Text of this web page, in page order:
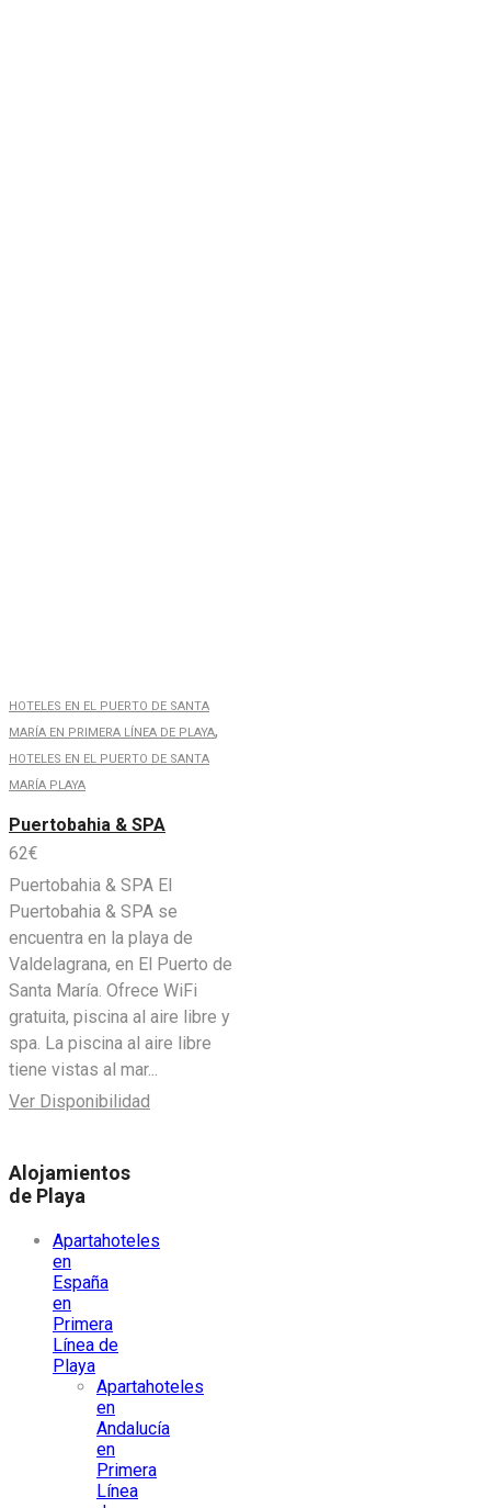
HOTELES EN EL PUERTO DE SANTA
MARÍA EN PRIMERA LÍNEA DE PLAYA,
HOTELES EN EL PUERTO DE SANTA
MARÍA PLAYA
Puertobahia & SPA
62€
Puertobahia & SPA El
Puertobahia & SPA se
encuentra en la playa de
Valdelagrana, en El Puerto de
Santa María. Ofrece WiFi
gratuita, piscina al aire libre y
spa. La piscina al aire libre
tiene vistas al mar...
Ver Disponibilidad
Alojamientos
de Playa
Apartahoteles
en
España
en
Primera
Línea de
Playa
Apartahoteles
en
Andalucía
en
Primera
Línea